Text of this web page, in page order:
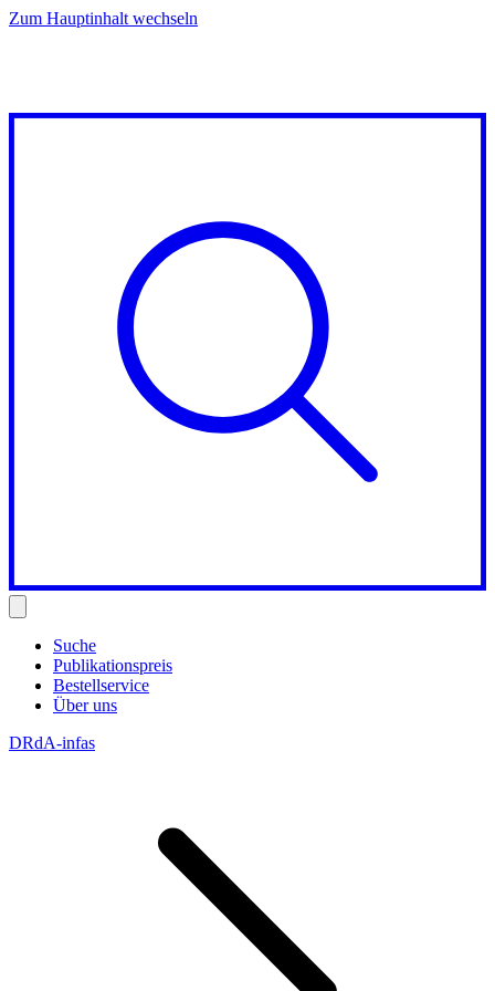
Zum Hauptinhalt wechseln
Suche
Publikationspreis
Bestellservice
Über uns
DRdA-infas